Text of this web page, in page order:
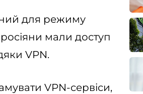
для режиму
мали доступ
VPN.
VPN-сервіси,